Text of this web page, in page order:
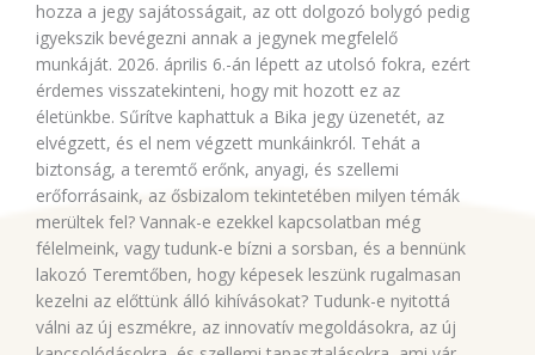
hozza a jegy sajátosságait, az ott dolgozó bolygó pedig
igyekszik bevégezni annak a jegynek megfelelő
munkáját. 2026. április 6.-án lépett az utolsó fokra, ezért
érdemes visszatekinteni, hogy mit hozott ez az
életünkbe. Sűrítve kaphattuk a Bika jegy üzenetét, az
elvégzett, és el nem végzett munkáinkról. Tehát a
biztonság, a teremtő erőnk, anyagi, és szellemi
erőforrásaink, az ősbizalom tekintetében milyen témák
merültek fel? Vannak-e ezekkel kapcsolatban még
félelmeink, vagy tudunk-e bízni a sorsban, és a bennünk
lakozó Teremtőben, hogy képesek leszünk rugalmasan
kezelni az előttünk álló kihívásokat? Tudunk-e nyitottá
válni az új eszmékre, az innovatív megoldásokra, az új